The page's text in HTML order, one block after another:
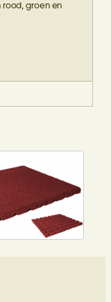
groen en